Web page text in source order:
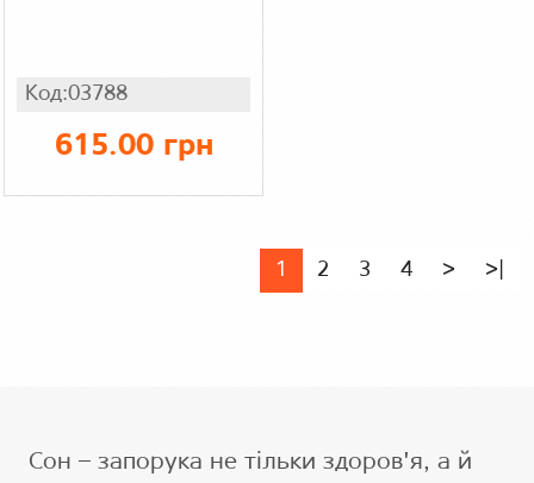
Код:03788
615.00 грн
1 2 3 4 > >|
Сон – запорука не тільки здоров'я, а й